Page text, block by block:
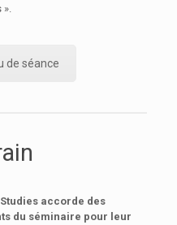
».
de séance
accorde des
du séminaire pour leur